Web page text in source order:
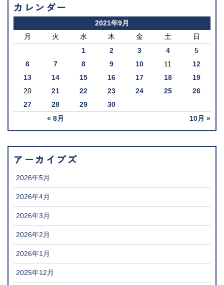
カレンダー
2021年9月
月
火 水 木 金 土 日
« 8月 10月 »
1 2 3 4
5
6
7 8 9 10 11
12
13
14 15 16 17 18
19
20
21 22 23 24 25
26
27
28 29 30
アーカイブズ
2026年5月
2026年4月
2026年3月
2026年2月
2026年1月
2025年12月